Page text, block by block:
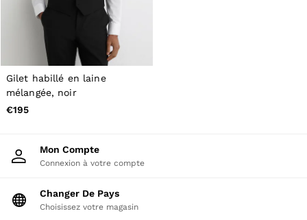
All Men's Outlet
Suits & Tailoring
Blazers
Jackets & Coats
T-Shirts
Swimwear
Jeans
Knitwear
Gilet habillé en laine
mélangée, noir
€195
Mon Compte
Connexion à votre compte
Changer De Pays
Choisissez votre magasin